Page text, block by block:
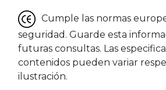
Cumple las normas
seguridad. Guarde esta
futuras consultas. Las
contenidos pueden variar
ilustración.